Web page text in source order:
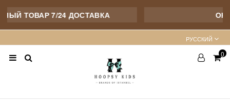
ТОВАР 7/24 ДОСТАВКА
PУССКИЙ
0